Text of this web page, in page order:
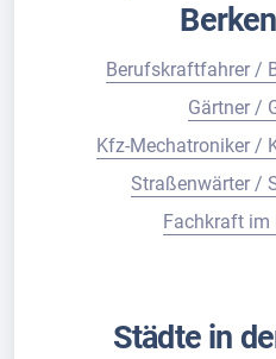
Berufskraftfahrer /
Gärtner /
Kfz-Mechatroniker /
Straßenwärter /
Fachkraft im
Städte in